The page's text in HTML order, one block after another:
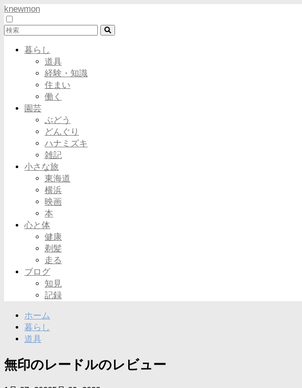
knewmon
暮らし
道具
経験・知識
住まい
働く
園芸
ぶどう
どんぐり
ハナミズキ
雑記
小さな旅
東海道
横浜
映画
本
心と体
健康
剃髪
走る
ブログ
知見
記録
ホーム
暮らし
道具
無印のレードルのレビュー